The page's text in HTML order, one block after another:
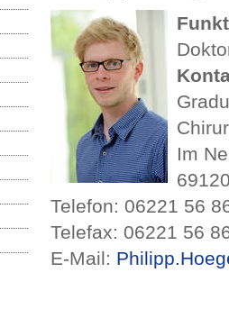
Im
Telefon: 06221 56
Telefax: 06221 56
E-Mail: